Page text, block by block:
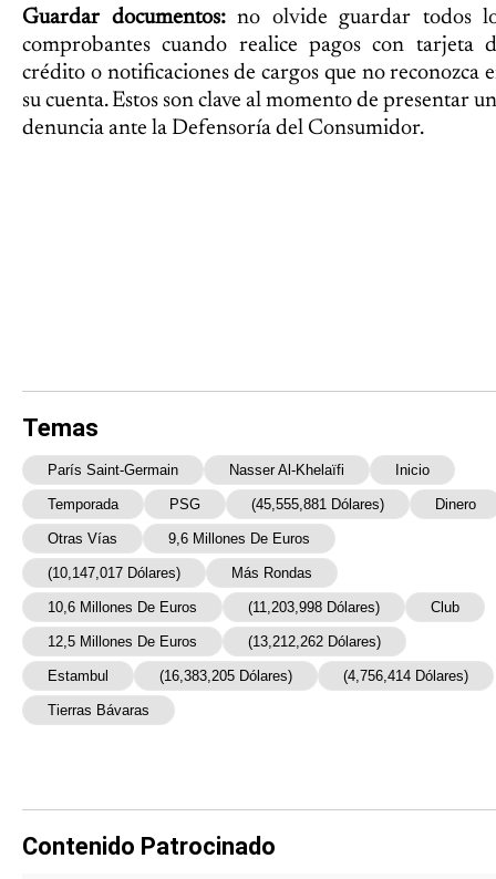
Guardar documentos: no olvide guardar todos
comprobantes cuando realice pagos con tarjeta
crédito o notificaciones de cargos que no reconozca
su cuenta. Estos son clave al momento de presentar
denuncia ante la Defensoría del Consumidor.
Temas
París Saint-Germain Nasser Al-Khelaïfi Inicio
Temporada PSG (45,555,881 Dólares) Dinero
Otras Vías 9,6 Millones De Euros
(10,147,017 Dólares) Más Rondas
10,6 Millones De Euros (11,203,998 Dólares) Club
12,5 Millones De Euros (13,212,262 Dólares)
Estambul (16,383,205 Dólares) (4,756,414 Dólares)
Tierras Bávaras
Contenido Patrocinado